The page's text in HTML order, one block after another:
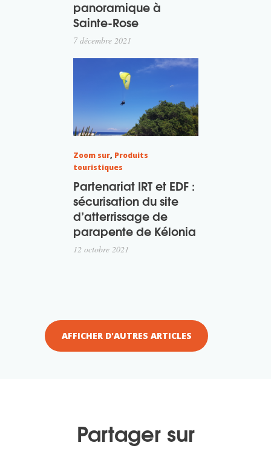
panoramique à
Sainte-Rose
7 décembre 2021
Zoom sur, Produits
touristiques
Partenariat IRT et EDF :
sécurisation du site
d’atterrissage de
parapente de Kélonia
12 octobre 2021
AFFICHER D'AUTRES ARTICLES
Partager sur